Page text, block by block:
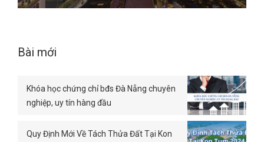
Bài mới
Khóa học chứng chỉ bđs Đà Nẵng chuyên
nghiệp, uy tín hàng đầu
Quy Định Mới Về Tách Thửa Đất Tại Kon